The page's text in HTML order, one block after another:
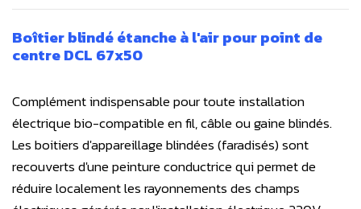
Boîtier blindé étanche à l'air pour point de
centre DCL 67x50
Complément indispensable pour toute installation
électrique bio-compatible en fil, câble ou gaine blindés.
Les boitiers d'appareillage blindées (faradisés) sont
recouverts d'une peinture conductrice qui permet de
réduire localement les rayonnements des champs